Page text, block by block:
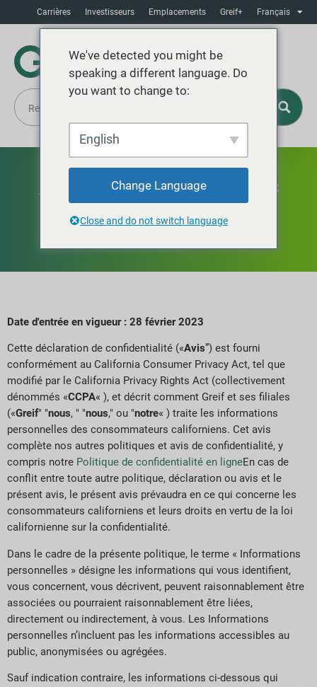
Carrières Investisseurs Emplacements Greif+ Français
Avis de confidentialité des
consommateurs
californiens
Date d'entrée en vigueur : 28 février 2023
Cette déclaration de confidentialité («Avis”) est fourni
conformément au California Consumer Privacy Act, tel que
modifié par le California Privacy Rights Act (collectivement
dénommés «CCPA« ), et décrit comment Greif et ses filiales
(«Greif" "nous, " "nous," ou "notre« ) traite les informations
personnelles des consommateurs californiens. Cet avis
complète nos autres politiques et avis de confidentialité, y
compris notre Politique de confidentialité en ligneEn cas de
conflit entre toute autre politique, déclaration ou avis et le
présent avis, le présent avis prévaudra en ce qui concerne les
consommateurs californiens et leurs droits en vertu de la loi
californienne sur la confidentialité.
Dans le cadre de la présente politique, le terme « Informations
personnelles » désigne les informations qui vous identifient,
vous concernent, vous décrivent, peuvent raisonnablement être
associées ou pourraient raisonnablement être liées,
directement ou indirectement, à vous. Les Informations
personnelles n’incluent pas les informations accessibles au
public, anonymisées ou agrégées.
Sauf indication contraire, les informations ci-dessous qui
We've detected you might be
speaking a different language. Do
you want to change to:
English
Change Language
Close and do not switch language